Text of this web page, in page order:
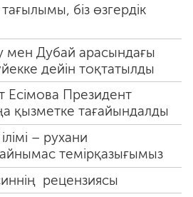
біз өзгердік
мен Дубай арасындағы
дейін тоқтатылды
Есімова Президент
қызметке тағайындалды
– рухани
темірқазығымыз
рецензиясы